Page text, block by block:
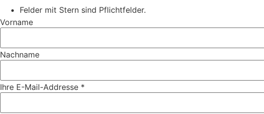
Felder mit Stern sind Pflichtfelder.
Vorname
Nachname
Ihre E-Mail-Addresse *